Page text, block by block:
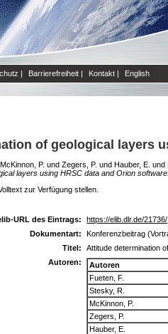
| Barrierefreiheit | Kontakt | English
of geological layers
McKinnon, P. und Zegers, P. und Hauber, E. und
layers using HRSC data and Orion software.
zur Verfügung stellen.
URL des Eintrags:
https://elib.dlr.de/21736/
Dokumentart:
Konferenzbeitrag
Titel:
Attitude determination
Autoren:
Autoren
Fueten, F.
Stesky, R.
McKinnon, P.
Zegers, P.
Hauber, E.